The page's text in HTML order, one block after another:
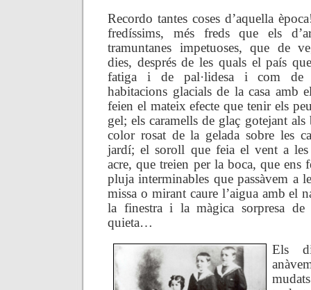
Recordo tantes coses d’aquella
fredíssims, més freds que els
tramuntanes impetuoses, que de
dies, després de les quals el país
fatiga i de pal·lidesa i com de
habitacions glacials de la casa amb
feien el mateix efecte que tenir els
gel; els caramells de glaç gotejant
color rosat de la gelada sobre les
jardí; el soroll que feia el vent a
acre, que treien per la boca, que ens
pluja interminables que passàvem a
missa o mirant caure l’aigua amb el
la finestra i la màgica sorpresa
quieta…
Els